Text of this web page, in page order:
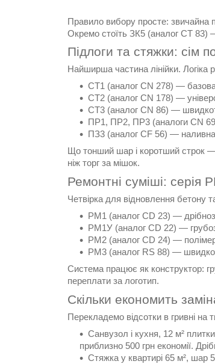
Правило вибору просте: звичайна
Окремо стоїть ЗК5 (аналог CT 83)
Підлоги та стяжки: сім
Найширша частина лінійки. Логіка
СТ1 (аналог CN 278) —
СТ2 (аналог CN 178) —
СТ3 (аналог CN 86) —
ПР1, ПР2, ПР3 (аналоги CN
ПЗ3 (аналог CF 56) —
Що тонший шар і коротший строк —
ніж торг за мішок.
Ремонтні суміші: серія
Четвірка для відновлення бетону
РМ1 (аналог CD 23) —
РМ1У (аналог CD 22) —
РМ2 (аналог CD 24) —
РМ3 (аналог RS 88) —
Система працює як конструктор:
переплати за логотип.
Скільки економить
Перекладемо відсотки в гривні на
Санвузол і кухня, 12 м²
приблизно 500 грн економії.
Стяжка у квартирі 65 м², шар